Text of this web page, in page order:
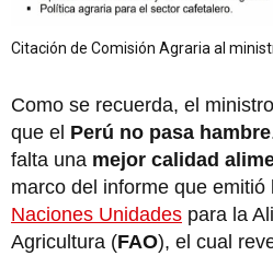
Citación de Comisión Agraria al
Como se recuerda, el
que el Perú no pasa hambre
falta una mejor calidad
marco del informe que
Naciones Unidades para la
Agricultura (FAO), el cual